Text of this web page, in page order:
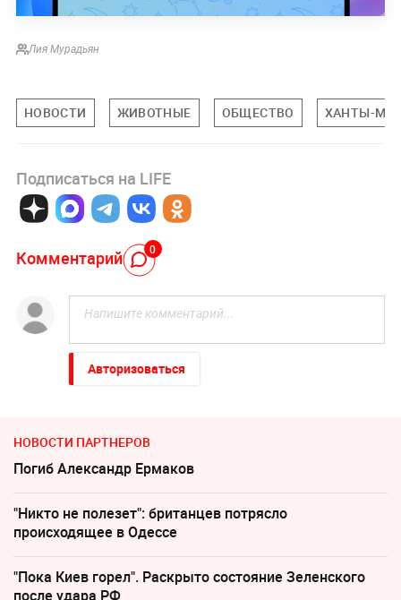
Лия Мурадьян
НОВОСТИ ЖИВОТНЫЕ ОБЩЕСТВО ХАНТЫ-
Подписаться на LIFE
Комментарий 0
Авторизоваться
НОВОСТИ ПАРТНЕРОВ
Погиб Александр Ермаков
"Никто не полезет": британцев потрясло
происходящее в Одессе
"Пока Киев горел". Раскрыто состояние Зеленского
после удара РФ